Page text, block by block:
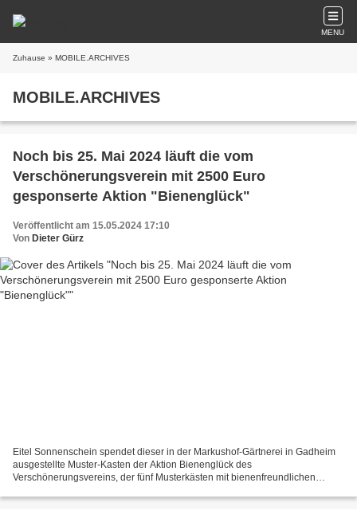
MENU
Zuhause » MOBILE.ARCHIVES
MOBILE.ARCHIVES
Noch bis 25. Mai 2024 läuft die vom
Verschönerungsverein mit 2500 Euro
gesponserte Aktion "Bienenglück"
Veröffentlicht am 15.05.2024 17:10
Von Dieter Gürz
Eitel Sonnenschein spendet dieser in der Markushof-Gärtnerei in Gadheim
ausgestellte Muster-Kasten der Aktion Bienenglück des
Verschönerungsvereins, der fünf Musterkästen mit bienenfreundlichen